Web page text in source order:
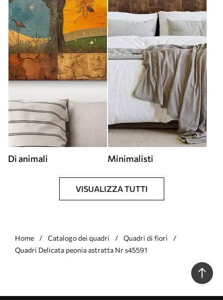
Di animali Minimalisti
VISUALIZZA TUTTI
Home Catalogo dei quadri
Quadri di fiori
Quadri Delicata peonia astratta Nr s45591